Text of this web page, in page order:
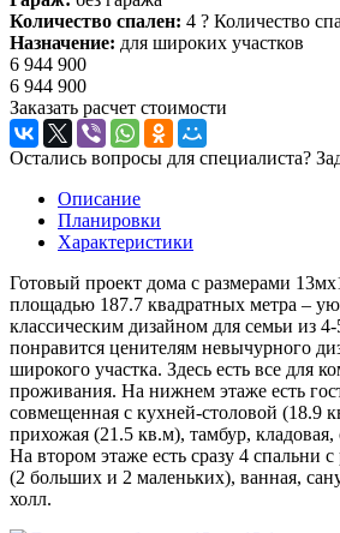
Количество спален: 4 ? Количество
Назначение: для широких участков
6 944 900
6 944 900
Заказать расчет стоимости
Остались вопросы для специалиста?
Описание
Планировки
Характеристики
Готовый проект дома с размерами
площадью 187.7 квадратных метра –
классическим дизайном для семьи из
понравится ценителям невычурного
широкого участка. Здесь есть все для
проживания. На нижнем этаже есть
совмещенная с кухней-столовой (18.9
прихожая (21.5 кв.м), тамбур, кладовая,
На втором этаже есть сразу 4 спальни
(2 больших и 2 маленьких), ванная,
холл.